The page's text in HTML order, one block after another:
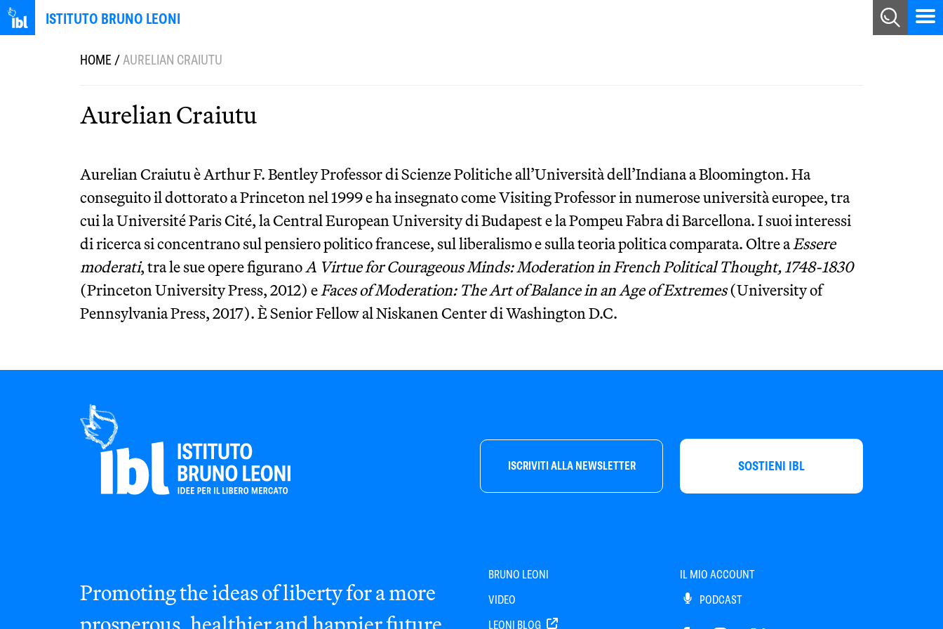
ISTITUTO BRUNO LEONI
HOME/AURELIAN CRAIUTU
Aurelian Craiutu
Aurelian Craiutu è Arthur F. Bentley Professor di Scienze Politiche all’Università dell’Indiana a Bloomington. Ha
conseguito il dottorato a Princeton nel 1999 e ha insegnato come Visiting Professor in numerose università europee, tra
cui la Université Paris Cité, la Central European University di Budapest e la Pompeu Fabra di Barcellona. I suoi interessi
di ricerca si concentrano sul pensiero politico francese, sul liberalismo e sulla teoria politica comparata. Oltre aEssere
moderati, tra le sue opere figuranoA Virtue for Courageous Minds: Moderation in French Political Thought, 1748-1830
(Princeton University Press, 2012) eFaces of Moderation: The Art of Balance in an Age of Extremes(University of
Pennsylvania Press, 2017). È Senior Fellow al Niskanen Center di Washington D.C.
ISCRIVITI ALLA NEWSLETTER SOSTIENI IBL
Promoting the ideas of liberty for a more
BRUNO LEONI
VIDEO
LEONI BLOG
IL MIO ACCOUNT
PODCAST